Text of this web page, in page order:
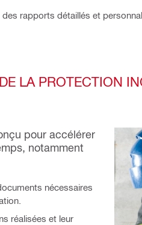
rapports détaillés et
LA PROTECTION
pour accélérer
notamment
nécessaires
réalisées et leur